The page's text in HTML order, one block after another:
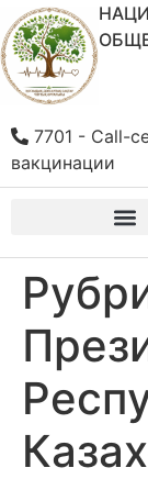
7701 - Call-
вакцинации